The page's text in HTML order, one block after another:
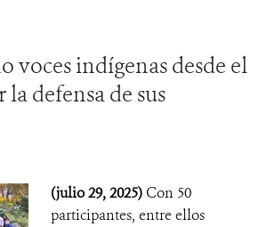
voces indígenas desde el
defensa de sus
(julio 29, 2025) Con 50
participantes, entre ellos